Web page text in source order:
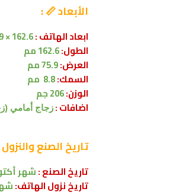
الأبعاد 📏 :
ابعاد الهاتف :162.6 ×
الطول:162.6 مم
العرض:75.9مم
السمك:8.8 مم
الوزن:
اضافات : زجاج أمامي (زجاج غوريلا 6) ، زجاج خلفي
تاريخ الصنع
تاريخ الصنع :شهر أكتوبر
تاريخ نزول الهاتف: